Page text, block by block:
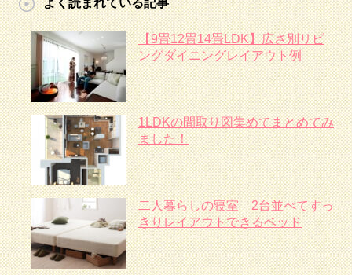
よく読まれている記事
【9畳12畳14畳LDK】広さ別リビ
ングダイニングレイアウト例
1LDKの間取り図集めてまとめてみ
ました！
二人暮らしの寝室 2台並べてすっ
きりレイアウトできるベッド